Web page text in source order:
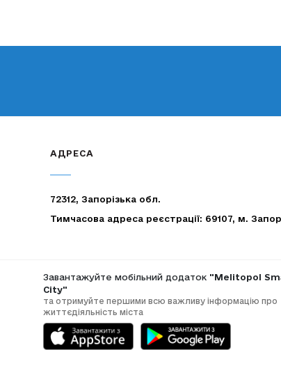
АДРЕСА
72312, Запорізька обл.
Тимчасова адреса реєстрації: 69107, м.
Завантажуйте мобільний додаток "Melitopol
City"
та отримуйте першими всю важливу інформацію про
життєдіяльність міста